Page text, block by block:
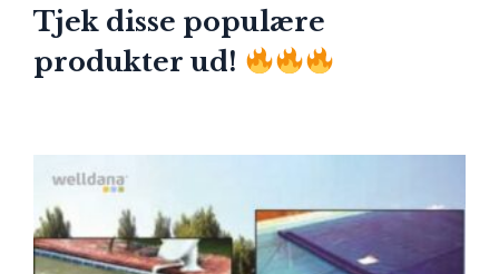
Tjek disse populære
produkter ud!